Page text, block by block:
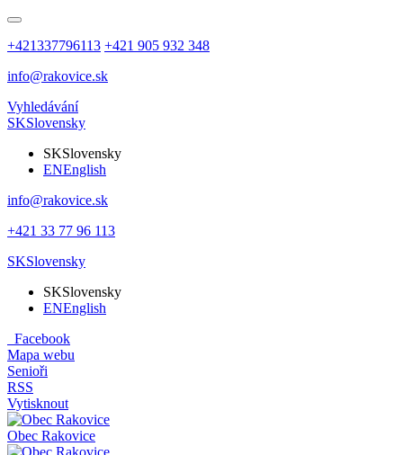
+421337796113 +421 905 932 348
info@rakovice.sk
Vyhledávání
SKSlovensky
SKSlovensky
ENEnglish
info@rakovice.sk
+421 33 77 96 113
SKSlovensky
SKSlovensky
ENEnglish
Facebook
Mapa webu
Senioři
RSS
Vytisknout
Obec Rakovice